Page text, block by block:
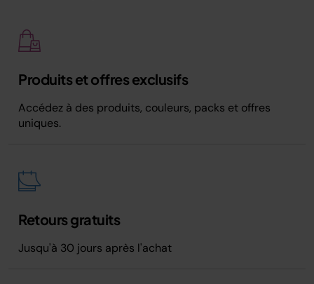
Produits et offres exclusifs
Accédez à des produits, couleurs, packs et offres
uniques.
Retours gratuits
Jusqu'à 30 jours après l'achat